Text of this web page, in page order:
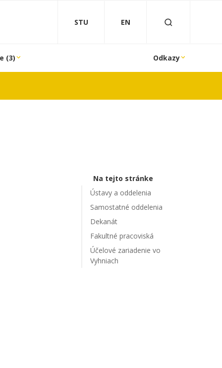
STU EN
(3) Odkazy
Na tejto stránke
Ústavy a oddelenia
Samostatné oddelenia
Dekanát
Fakultné pracoviská
Účelové zariadenie vo
Vyhniach